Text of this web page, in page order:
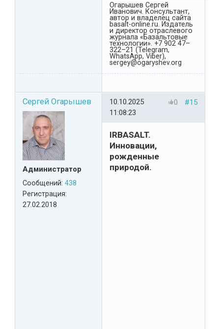
Огарышев Сергей
Иванович. Консультант,
автор и владелец сайта
basalt-online.ru. Издатель
и директор отраслевого
журнала «Базальтовые
технологии». +7 902 47–
322–21 (Telegram,
WhatsApp, Viber),
sergey@ogaryshev.org
Сергей Огарышев
Администратор
Сообщений: 438
Регистрация:
27.02.2018
#15
0
10.10.2025
11:08:23
IRBASALT.
Инновации,
рожденные
природой.